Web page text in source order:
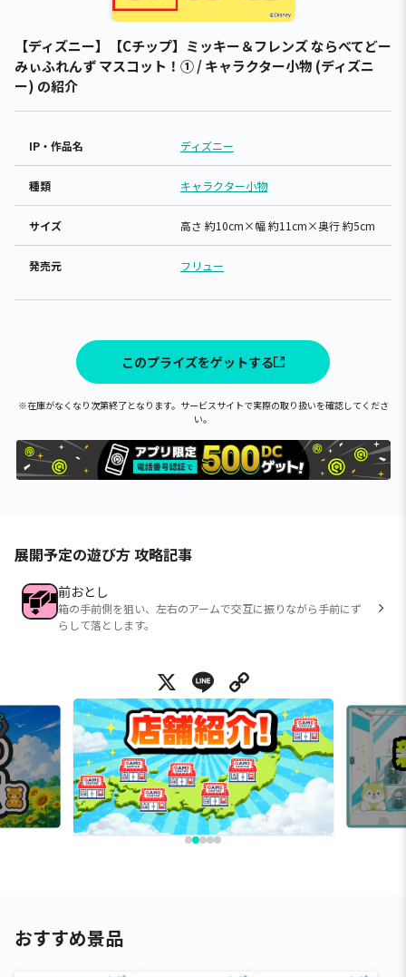
【ディズニー】【Cチップ】ミッキー＆フレンズ ならべてどー
みぃふれんず マスコット！① / キャラクター小物 (ディズニ
ー) の紹介
IP・作品名 ディズニー
種類 キャラクター小物
サイズ 高さ 約10cm×幅 約11cm×奥行 約5cm
発売元 フリュー
このプライズをゲットする
※在庫がなくなり次第終了となります。サービスサイトで実際の取り扱いを確認してくださ
い。
展開予定の遊び方 攻略記事
前おとし
箱の手前側を狙い、左右のアームで交互に振りながら手前にず
らして落とします。
X Line
おすすめ景品